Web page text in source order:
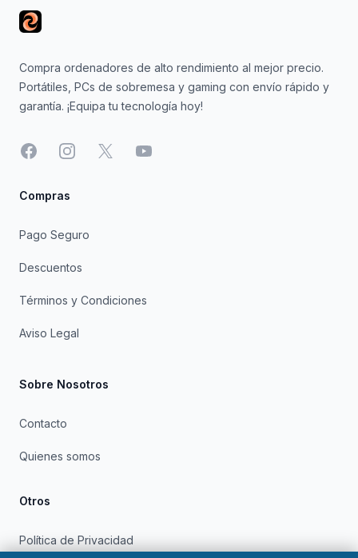
Compra ordenadores de alto rendimiento al mejor precio.
Portátiles, PCs de sobremesa y gaming con envío rápido y
garantía. ¡Equipa tu tecnología hoy!
FacebookInstagram
X YouTube
Compras
Pago Seguro
Descuentos
Términos y Condiciones
Aviso Legal
Sobre Nosotros
Contacto
Quienes somos
Otros
Política de Privacidad